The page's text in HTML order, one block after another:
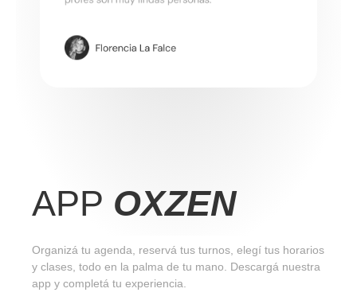
APP OXZEN
Organizá tu agenda, reservá tus turnos, elegí tus horarios
y clases, todo en la palma de tu mano. Descargá nuestra
app y completá tu experiencia.